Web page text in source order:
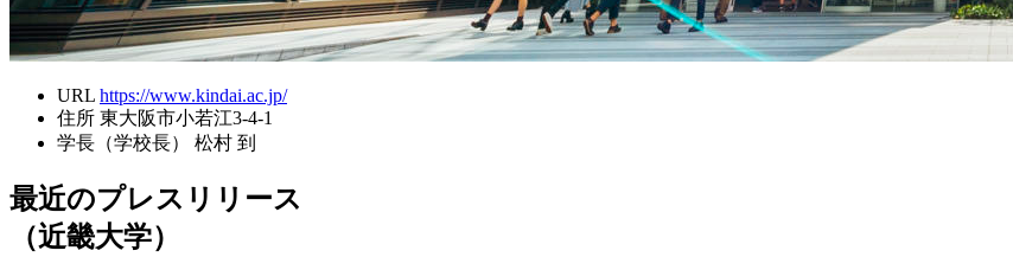
URL https://www.kindai.ac.jp/
住所 東大阪市小若江3-4-1
学長（学校長）
松村 到
最近のプレスリリース
（近畿大学）